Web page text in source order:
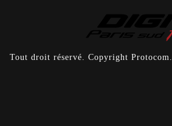
Tout droit réservé. Copyright Protocom.